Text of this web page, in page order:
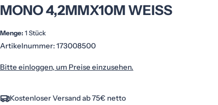
MONO 4,2MMX10M WEISS
Menge: 1 Stück
Artikelnummer: 173008500
Bitte einloggen, um Preise einzusehen.
Kostenloser Versand ab 75€ netto